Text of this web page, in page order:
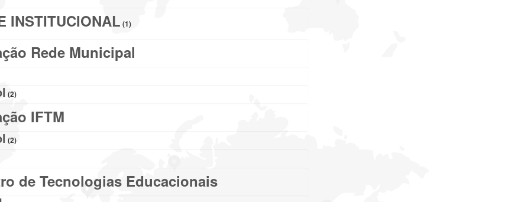
INSTITUCIONAL (1)
Rede Municipal
(2)
IFTM
(2)
de Tecnologias Educacionais